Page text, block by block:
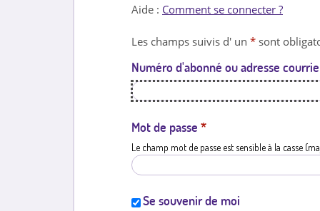
Aide : Comment se connecter ?
Les champs suivis d' un * sont
Numéro d'abonné ou adresse
Mot de passe *
Le champ mot de passe est sensible à la casse
Se souvenir de moi